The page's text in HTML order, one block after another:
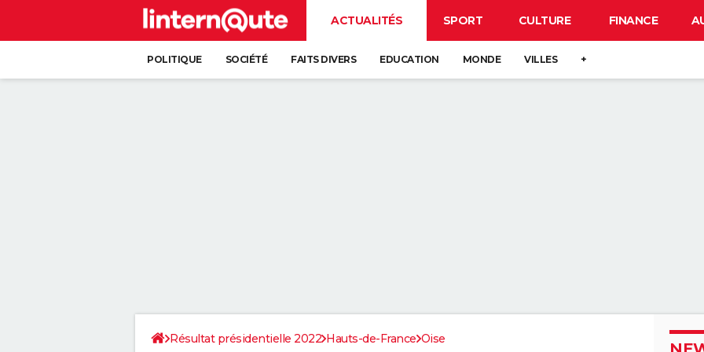
ACTUALITÉS SPORT CULTURE FINANCE
POLITIQUE SOCIÉTÉ FAITS DIVERS EDUCATION MONDE VILLES +
Résultat présidentielle 2022 Hauts-de-France Oise